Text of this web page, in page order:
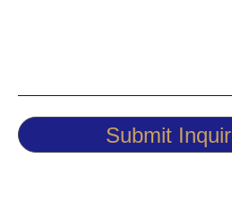
Submit Inquir